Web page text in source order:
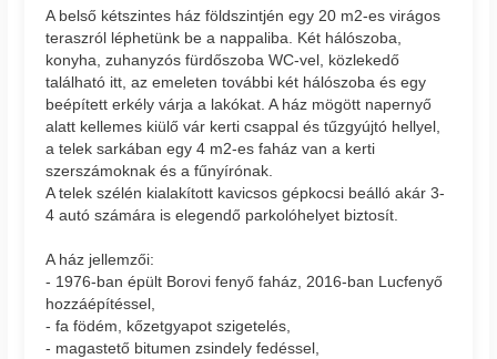
A belső kétszintes ház földszintjén egy 20 m2-es virágos
teraszról léphetünk be a nappaliba. Két hálószoba,
konyha, zuhanyzós fürdőszoba WC-vel, közlekedő
található itt, az emeleten további két hálószoba és egy
beépített erkély várja a lakókat. A ház mögött napernyő
alatt kellemes kiülő vár kerti csappal és tűzgyújtó hellyel,
a telek sarkában egy 4 m2-es faház van a kerti
szerszámoknak és a fűnyírónak.
A telek szélén kialakított kavicsos gépkocsi beálló akár 3-
4 autó számára is elegendő parkolóhelyet biztosít.
A ház jellemzői:
- 1976-ban épült Borovi fenyő faház, 2016-ban Lucfenyő
hozzáépítéssel,
- fa födém, kőzetgyapot szigetelés,
- magastető bitumen zsindely fedéssel,